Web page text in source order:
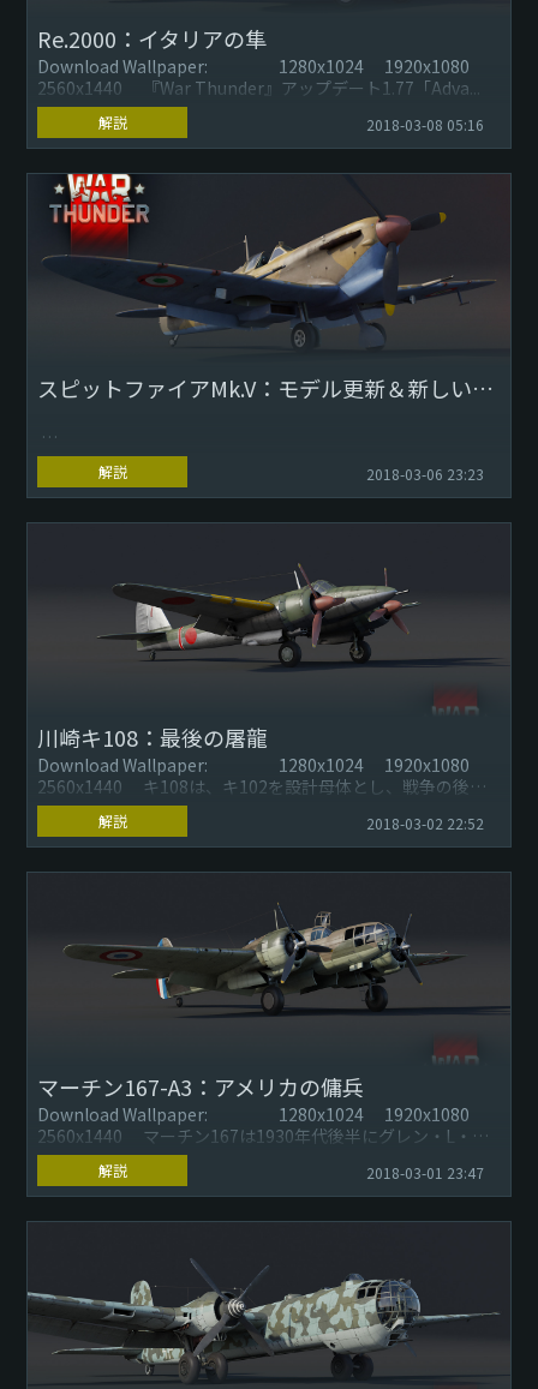
Re.2000：イタリアの隼
Download Wallpaper: 1280x1024 1920x1080
2560x1440 『War Thunder』アップデート1.77「Adva...
解説 2018-03-08 05:16
スピットファイアMk.V：モデル更新＆新しい派生型
Download Wallpaper: 1280x1024 1920x1080
2560x1440
解説 2018-03-06 23:23
川崎キ108：最後の屠龍
Download Wallpaper: 1280x1024 1920x1080
2560x1440 キ108は、キ102を設計母体とし、戦争の後半
に製造され...
解説 2018-03-02 22:52
マーチン167-A3：アメリカの傭兵
Download Wallpaper: 1280x1024 1920x1080
2560x1440 マーチン167は1930年代後半にグレン・L・マ
ーチン・...
解説 2018-03-01 23:47